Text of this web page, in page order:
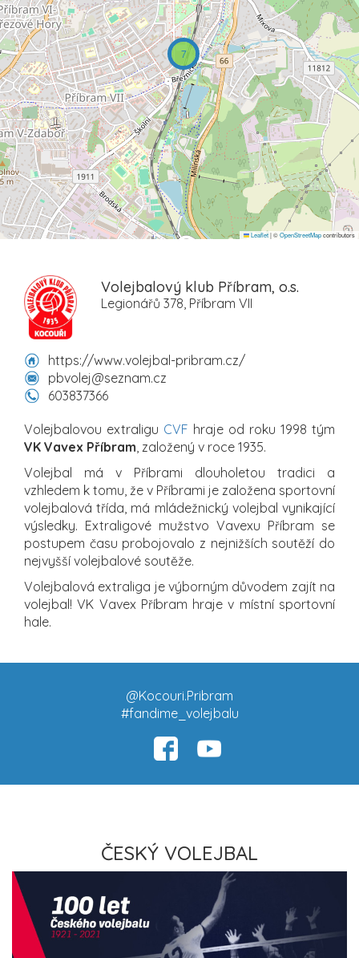
7
Leaflet|©OpenStreetMapcontributors
Volejbalový klub Příbram, o.s.
Legionářů 378, Příbram VII
https://www.volejbal-pribram.cz/
pbvolej@seznam.cz
603837366
Volejbalovou extraligu CVF hraje od roku 1998 tým
VK Vavex Příbram, založený v roce 1935.
Volejbal má v Příbrami dlouholetou tradici a
vzhledem k tomu, že v Příbrami je založena sportovní
volejbalová třída, má mládežnický volejbal vynikající
výsledky. Extraligové mužstvo Vavexu Příbram se
postupem času probojovalo z nejnižších soutěží do
nejvyšší volejbalové soutěže.
Volejbalová extraliga je výborným důvodem zajít na
volejbal! VK Vavex Příbram hraje v místní sportovní
hale.
@Kocouri.Pribram
#fandime_volejbalu
ČESKÝ VOLEJBAL